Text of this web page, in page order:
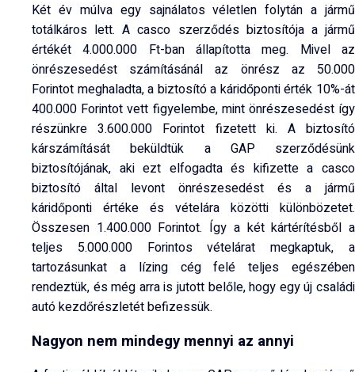
Két év múlva egy sajnálatos véletlen folytán a jármű
totálkáros lett. A casco szerződés biztosítója a jármű
értékét 4.000.000 Ft-ban állapította meg. Mivel az
önrészesedést számításánál az önrész az 50.000
Forintot meghaladta, a biztosító a káridőponti érték 10%-át
400.000 Forintot vett figyelembe, mint önrészesedést így
részünkre 3.600.000 Forintot fizetett ki. A biztosító
kárszámítását beküldtük a GAP szerződésünk
biztosítójának, aki ezt elfogadta és kifizette a casco
biztosító által levont önrészesedést és a jármű
káridőponti értéke és vételára közötti különbözetet.
Összesen 1.400.000 Forintot. Így a két kártérítésből a
teljes 5.000.000 Forintos vételárat megkaptuk, a
tartozásunkat a lízing cég felé teljes egészében
rendeztük, és még arra is jutott belőle, hogy egy új családi
autó kezdőrészletét befizessük.
Nagyon nem mindegy mennyi az annyi